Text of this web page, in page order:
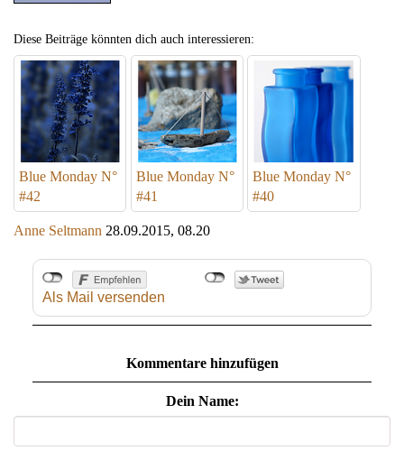
Diese Beiträge könnten dich auch interessieren:
Blue Monday N°
#42
Blue Monday N°
#41
Blue Monday N°
#40
Anne Seltmann 28.09.2015, 08.20
Als Mail versenden
Kommentare hinzufügen
Dein Name: